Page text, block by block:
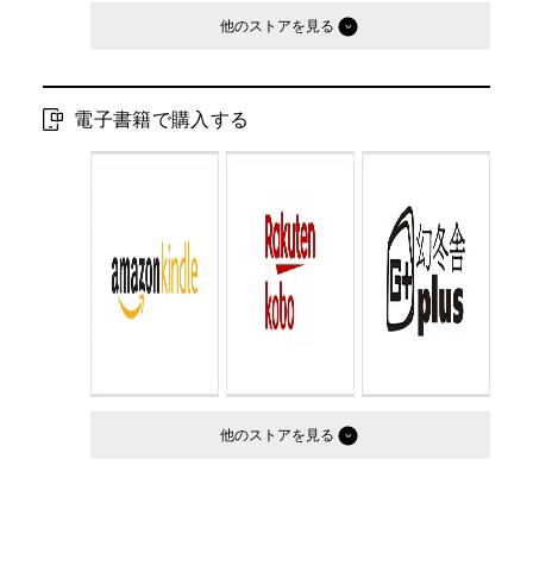
他のストア
電子書籍で購入する
他のストア